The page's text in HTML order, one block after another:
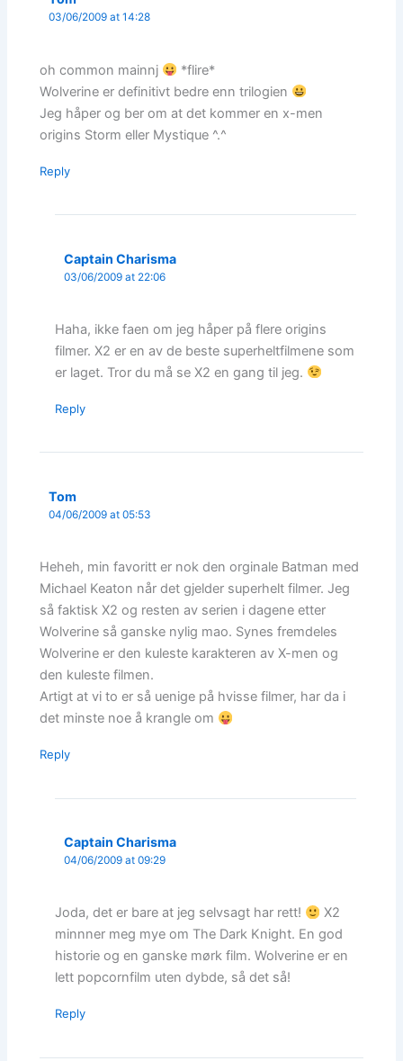
03/06/2009 at 14:28
oh common mainnj
*flire*
Wolverine er definitivt bedre enn trilogien
Jeg håper og ber om at det kommer en x-men
origins Storm eller Mystique ^.^
Reply
Captain Charisma
03/06/2009 at 22:06
Haha, ikke faen om jeg håper på flere origins
filmer. X2 er en av de beste superheltfilmene som
er laget. Tror du må se X2 en gang til jeg.
Reply
Tom
04/06/2009 at 05:53
Heheh, min favoritt er nok den orginale Batman med
Michael Keaton når det gjelder superhelt filmer. Jeg
så faktisk X2 og resten av serien i dagene etter
Wolverine så ganske nylig mao. Synes fremdeles
Wolverine er den kuleste karakteren av X-men og
den kuleste filmen.
Artigt at vi to er så uenige på hvisse filmer, har da i
det minste noe å krangle om
Reply
Captain Charisma
04/06/2009 at 09:29
Joda, det er bare at jeg selvsagt har rett!
X2
minnner meg mye om The Dark Knight. En god
historie og en ganske mørk film. Wolverine er en
lett popcornfilm uten dybde, så det så!
Reply